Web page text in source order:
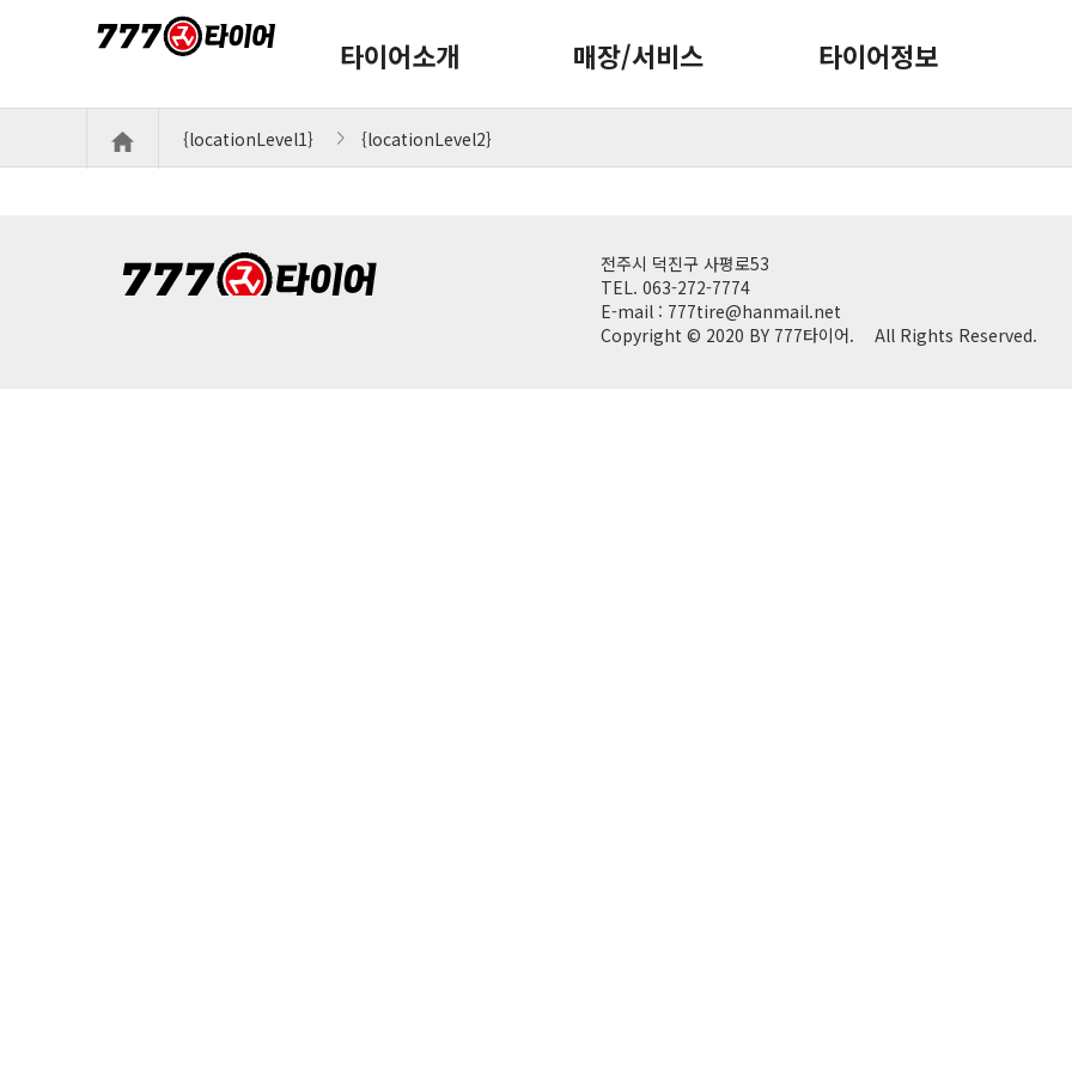
타이어소개 매장/서비스 타이어정보
{locationLevel1} {locationLevel2}
전주시 덕진구 사평로53
TEL. 063-272-7774
E-mail : 777tire@hanmail.net
Copyright © 2020 BY 777타이어.
All Rights Reserved.